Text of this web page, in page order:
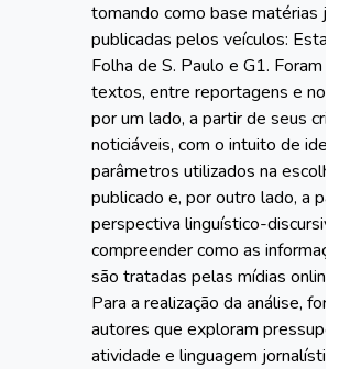
tomando como base matérias
publicadas pelos veículos:
Folha de S. Paulo e G1. Foram
textos, entre reportagens e
por um lado, a partir de seus
noticiáveis, com o intuito de
parâmetros utilizados na
publicado e, por outro lado, a
perspectiva linguístico-
compreender como as
são tratadas pelas mídias
Para a realização da análise,
autores que exploram
atividade e linguagem